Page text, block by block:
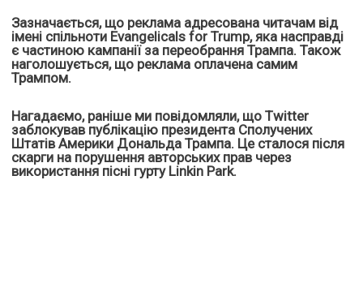
Зазначається, що реклама адресована читачам від
імені спільноти Evangelicals for Trump, яка насправді
є частиною кампанії за переобрання Трампа. Також
наголошується, що реклама оплачена самим
Трампом.
Нагадаємо, раніше ми повідомляли, що Twitter
заблокувавпублікацію президента Сполучених
Штатів Америки Дональда Трампа. Це сталося після
скарги на порушення авторських прав через
використання пісні гурту Linkin Park.